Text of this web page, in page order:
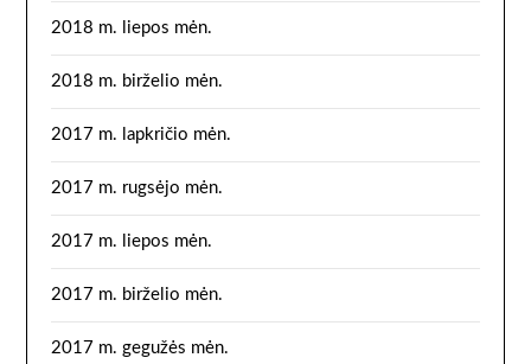
2018 m. liepos mėn.
2018 m. birželio mėn.
2017 m. lapkričio mėn.
2017 m. rugsėjo mėn.
2017 m. liepos mėn.
2017 m. birželio mėn.
2017 m. gegužės mėn.